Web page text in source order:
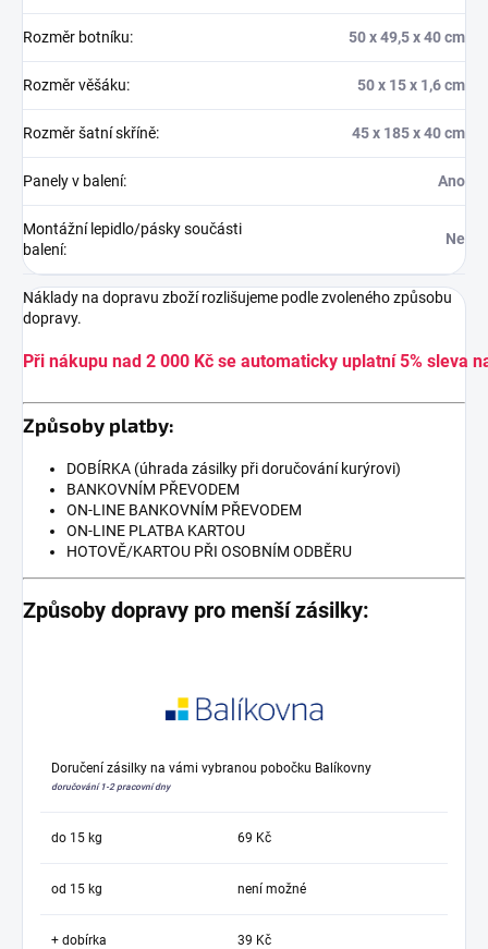
Rozměr botníku: 50 x 49,5 x 40 cm
Rozměr věšáku: 50 x 15 x 1,6 cm
Rozměr šatní skříně: 45 x 185 x 40 cm
Panely v balení: Ano
Montážní lepidlo/pásky součásti
balení:
Ne
Náklady na dopravu zboží rozlišujeme podle zvoleného způsobu
dopravy.
Při nákupu nad 2 000 Kč se automaticky uplatní 5% sleva
Způsoby platby:
DOBÍRKA (úhrada zásilky při doručování kurýrovi)
BANKOVNÍM PŘEVODEM
ON-LINE BANKOVNÍM PŘEVODEM
ON-LINE PLATBA KARTOU
HOTOVĚ/KARTOU PŘI OSOBNÍM ODBĚRU
Způsoby dopravy pro menší zásilky:
Doručení zásilky na vámi vybranou pobočku Balíkovny
doručování 1-2 pracovní dny
do 15 kg 69 Kč
od 15 kg není možné
+ dobírka 39 Kč